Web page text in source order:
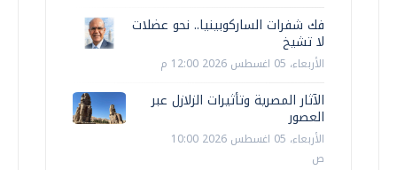
فك شفرات الساركوبينيا.. نحو عضلات
لا تشيخ
الأربعاء، 05 اغسطس 2026 12:00 م
الآثار المصرية وتأثيرات الزلازل عبر
العصور
الأربعاء، 05 اغسطس 2026 10:00
ص